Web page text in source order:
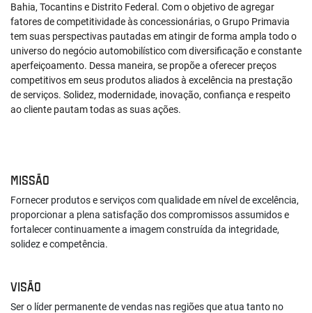
Bahia, Tocantins e Distrito Federal. Com o objetivo de agregar
fatores de competitividade às concessionárias, o Grupo Primavia
tem suas perspectivas pautadas em atingir de forma ampla todo o
universo do negócio automobilístico com diversificação e constante
aperfeiçoamento. Dessa maneira, se propõe a oferecer preços
competitivos em seus produtos aliados à excelência na prestação
de serviços. Solidez, modernidade, inovação, confiança e respeito
ao cliente pautam todas as suas ações.
MISSÃO
Fornecer produtos e serviços com qualidade em nível de excelência,
proporcionar a plena satisfação dos compromissos assumidos e
fortalecer continuamente a imagem construída da integridade,
solidez e competência.
VISÃO
Ser o líder permanente de vendas nas regiões que atua tanto no